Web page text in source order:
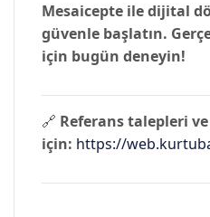
Mesaicepte ile dijital
güvenle başlatın.
için bugün deneyin!
🔗 Referans talepleri
için: https://